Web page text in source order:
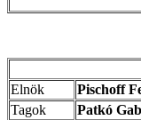
Elnök
Pischoff
Tagok
Patkó